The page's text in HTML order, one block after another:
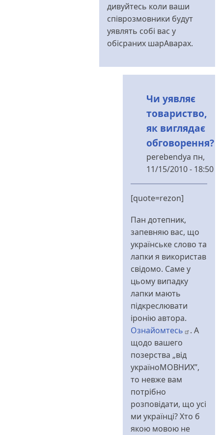
дивуйтесь коли ваши
співрозмовники будут
уявлять собі вас у
обісраних шарАварах.
Чи уявляє
товариство,
як виглядає
обговорення?
perebendya пн,
11/15/2010 - 18:50
У
відповідь
:)
від
rezon
[quote=rezon]
Пан дотепник,
запевняю вас, що
українське слово та
лапки я використав
свідомо. Саме у
цьому випадку
лапки мають
підкреслювати
іронію автора.
Ознайомтесь
. А
щодо вашего
позерства „від
україноМОВНИХ”,
то невже вам
потрібно
розповідати, що усі
ми українці? Хто б
якою мовою не